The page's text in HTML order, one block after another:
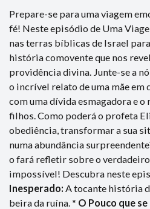
Prepare-se para uma viagem
fé! Neste episódio de Uma
nas terras bíblicas de Israel
história comovente que nos
providência divina. Junte-se a
o incrível relato de uma mãe em
com uma dívida esmagadora e o
filhos. Como poderá o profeta
obediência, transformar a sua
numa abundância
o fará refletir sobre o
impossível! Descubra neste
Inesperado: A tocante história
beira da ruína. * O Pouco que